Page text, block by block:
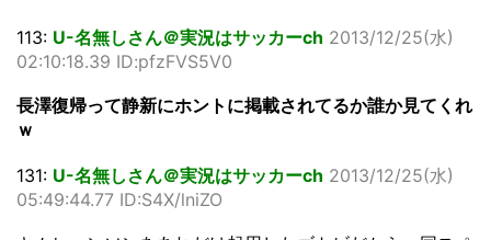
113: U-名無しさん＠実況はサッカーch 2013/12/25(水)
02:10:18.39 ID:pfzFVS5V0
長澤復帰って静新にホントに掲載されてるか誰か見てくれ
ｗ
131: U-名無しさん＠実況はサッカーch 2013/12/25(水)
05:49:44.77 ID:S4X/lniZO